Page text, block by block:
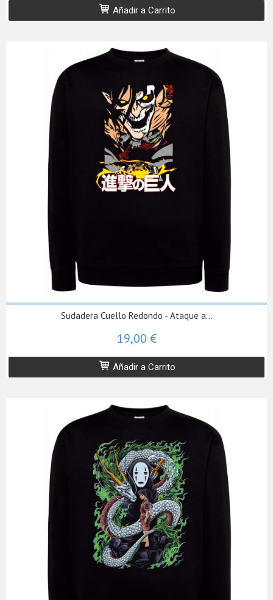
Añadir a Carrito
Sudadera Cuello Redondo - Ataque a...
19,00 €
Añadir a Carrito